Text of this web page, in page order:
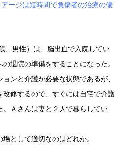
ジは短時間で負傷者の治療の優
男性）は、脳出血で入院してい
退院の準備をすることになった。
ンと介護が必要な状態であるが、
改修するので、すぐには自宅で介護
。Ａさんは妻と２人で暮らしてい
として適切なのはどれか。